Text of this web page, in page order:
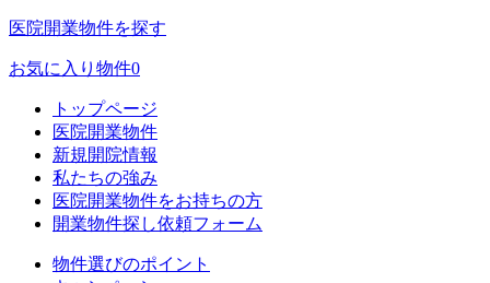
医院開業物件を探す
お気に入り物件0
トップページ
医院開業物件
新規開院情報
私たちの強み
医院開業物件をお持ちの方
開業物件探し依頼フォーム
物件選びのポイント